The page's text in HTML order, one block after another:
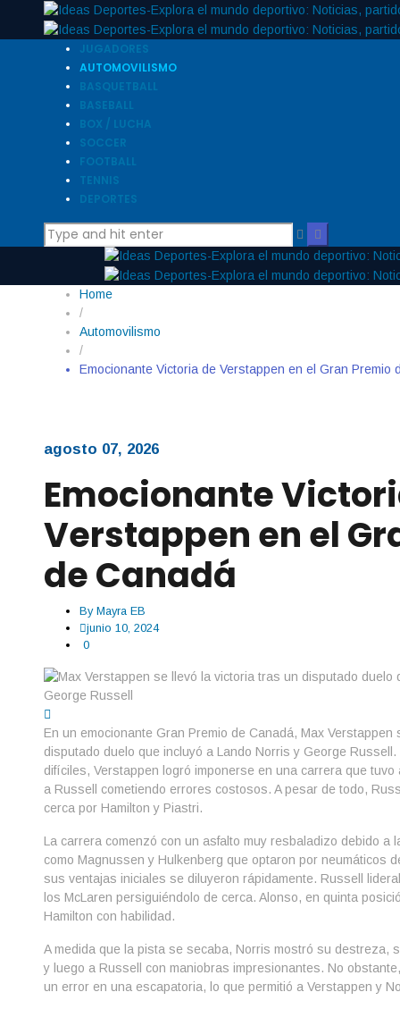
JUGADORES
AUTOMOVILISMO
BASQUETBALL
BASEBALL
BOX / LUCHA
SOCCER
FOOTBALL
TENNIS
DEPORTES
Home
/
Automovilismo
/
Emocionante Victoria de Verstappen en el Gran Premio
agosto 07, 2026
Emocionante
Verstappen en el
de Canadá
By Mayra EB
junio 10, 2024
0
En un emocionante Gran Premio de Canadá, Max Verstappen
disputado duelo que incluyó a Lando Norris y George
difíciles, Verstappen logró imponerse en una carrera que
a Russell cometiendo errores costosos. A pesar de todo,
cerca por Hamilton y Piastri.
La carrera comenzó con un asfalto muy resbaladizo debido a
como Magnussen y Hulkenberg que optaron por neumáticos
sus ventajas iniciales se diluyeron rápidamente. Russell
los McLaren persiguiéndolo de cerca. Alonso, en quinta
Hamilton con habilidad.
A medida que la pista se secaba, Norris mostró su destreza,
y luego a Russell con maniobras impresionantes. No
un error en una escapatoria, lo que permitió a Verstappen y